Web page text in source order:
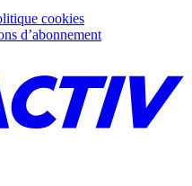
cookies
d’abonnement